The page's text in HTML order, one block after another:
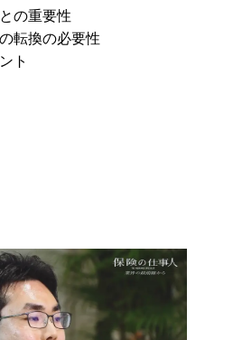
の重要性
転換の必要性
ト